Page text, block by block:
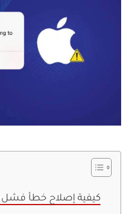
كيفية إصلاح خطأ فشل